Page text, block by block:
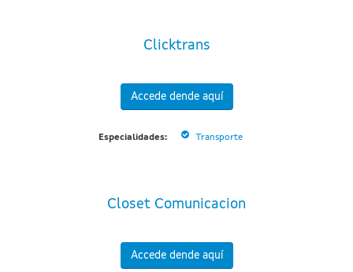
Clicktrans
Accede dende aquí
Especialidades: Transporte
Closet Comunicacion
Accede dende aquí